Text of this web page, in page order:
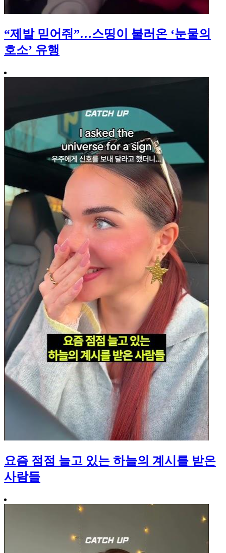
“제발 믿어줘”…스띵이 불러온 ‘눈물의
호소’ 유행
요즘 점점 늘고 있는 하늘의 계시를 받은
사람들